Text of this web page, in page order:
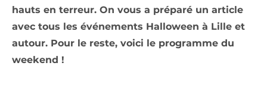
hauts en terreur. On vous a préparé un article
avec tous les événements Halloween à Lille et
autour. Pour le reste, voici le programme du
weekend !